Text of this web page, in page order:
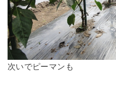
次いでピーマンも